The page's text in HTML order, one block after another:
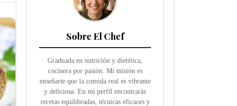
Sobre El Chef
Graduada en nutrición y dietética,
cocinera por pasión. Mi misión es
enseñarte que la comida real es vibrante
y deliciosa. En mi perfil encontrarás
recetas equilibradas, técnicas eficaces y